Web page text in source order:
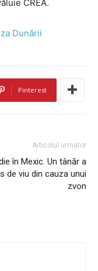
CREA.
Dunării
Pinterest
Articolul următor
în Mexic. Un tânăr a
de viu din cauza unui
zvon